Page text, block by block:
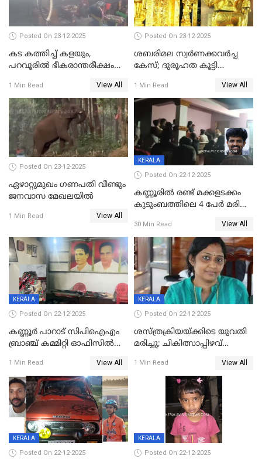
പൊലിഞ്ഞു
Posted On 23-12-2025
കട കത്തിച്ച് കളയും,
പറവൂരില്‍ ഭീകരാന്തരീക്ഷം
1 Min Read View All
Posted On 23-12-2025
ശബരിമല സ്വര്‍ണക്കവര്‍ച്ച
കേസ്; ദുരൂഹത കൂട്ടി
1 Min Read View All
Posted On 23-12-2025
ഏഴാറ്റുമുഖം ഗണപതി വീണ്ടും
ജനവാസ മേഖലയിൽ
1 Min Read View All
KERALA
Posted On 22-12-2025
കണ്ണൂരിൽ രണ്ട് മക്കളടക്കം
കുടുംബത്തിലെ 4 പേർ മരിച്ച
30 Min Read View All
KERALA
Posted On 22-12-2025
കണ്ണൂർ പാറാട് സിപിഐഎം
ബ്രാഞ്ച് കമ്മിറ്റി ഓഫിസിൽ
ചിത്രങ്ങളടക്കം കത്തിയ
നിലയിൽ
1 Min Read View All
KERALA
Posted On 22-12-2025
ശസ്ത്രക്രിയയ്‌ക്കിടെ യുവതി
മരിച്ചു; ചികിത്സാപ്പിഴവ്
സംഭവം മാവേലിക്കരയിൽ
1 Min Read View All
KERALA
Posted On 22-12-2025
KERALA
Posted On 22-12-2025